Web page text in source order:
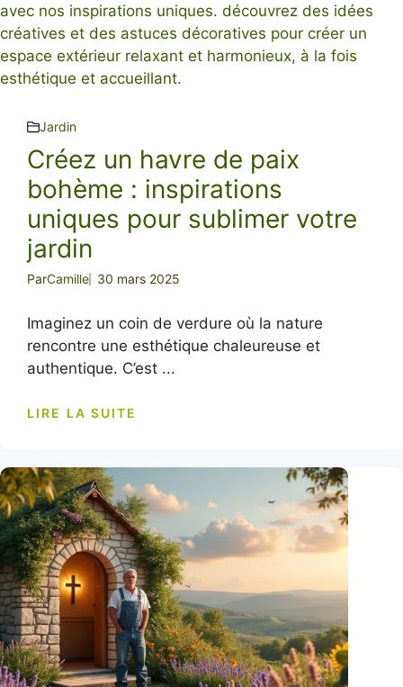
Jardin
Créez un havre de paix
bohème : inspirations
uniques pour sublimer votre
jardin
ParCamille 30 mars 2025
Imaginez un coin de verdure où la nature
rencontre une esthétique chaleureuse et
authentique. C’est ...
LIRE LA SUITE